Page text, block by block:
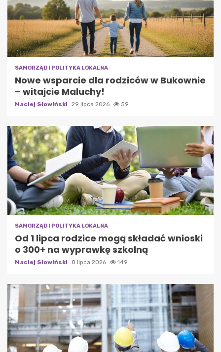
SAMORZĄD I POLITYKA LOKALNA
Nowe wsparcie dla rodziców w Bukownie
– witajcie Maluchy!
Maciej Słowiński 29 lipca 2026 59
SAMORZĄD I POLITYKA LOKALNA
Od 1 lipca rodzice mogą składać wnioski
o 300+ na wyprawkę szkolną
Maciej Słowiński 8 lipca 2026 149